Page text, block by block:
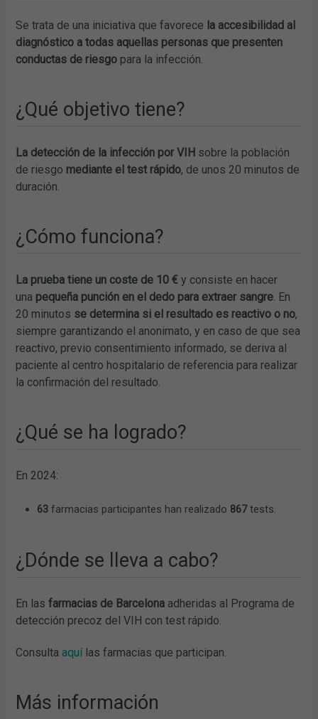
Se trata de una iniciativa que favorece la accesibilidad al
diagnóstico a todas aquellas personas que presenten
conductas de riesgo para la infección.
¿Qué objetivo tiene?
La detección de la infección por VIH sobre la población
de riesgo mediante el test rápido, de unos 20 minutos de
duración.
¿Cómo funciona?
La prueba tiene un coste de 10 € y consiste en hacer
una pequeña punción en el dedo para extraer sangre . En
20 minutos se determina si el resultado es reactivo o no,
siempre garantizando el anonimato, y en caso de que sea
reactivo, previo consentimiento informado, se deriva al
paciente al centro hospitalario de referencia para realizar
la confirmación del resultado.
¿Qué se ha logrado?
En 2024:
63farmacias participantes han realizado 867tests.
¿Dónde se lleva a cabo?
En lasfarmacias de Barcelona adheridas al Programa de
detección precoz del VIH con test rápido.
Consultaaquílas farmacias que participan.
Más información